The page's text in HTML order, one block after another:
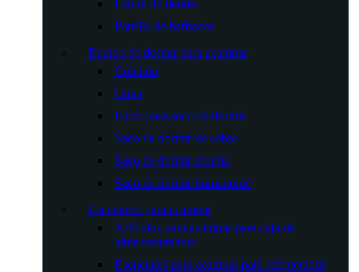
Estufa de tienda
Parrilla de barbacoa
Equipo de dormir para acampar
Colchón
Cuna
Forro para saco de dormir
Saco de dormir de sobre
Saco de dormir momia
Saco de dormir humanoide
Esenciales para acampar
Artículos para acampar para caja de
almacenamiento
Esenciales para acampar para refrigerador